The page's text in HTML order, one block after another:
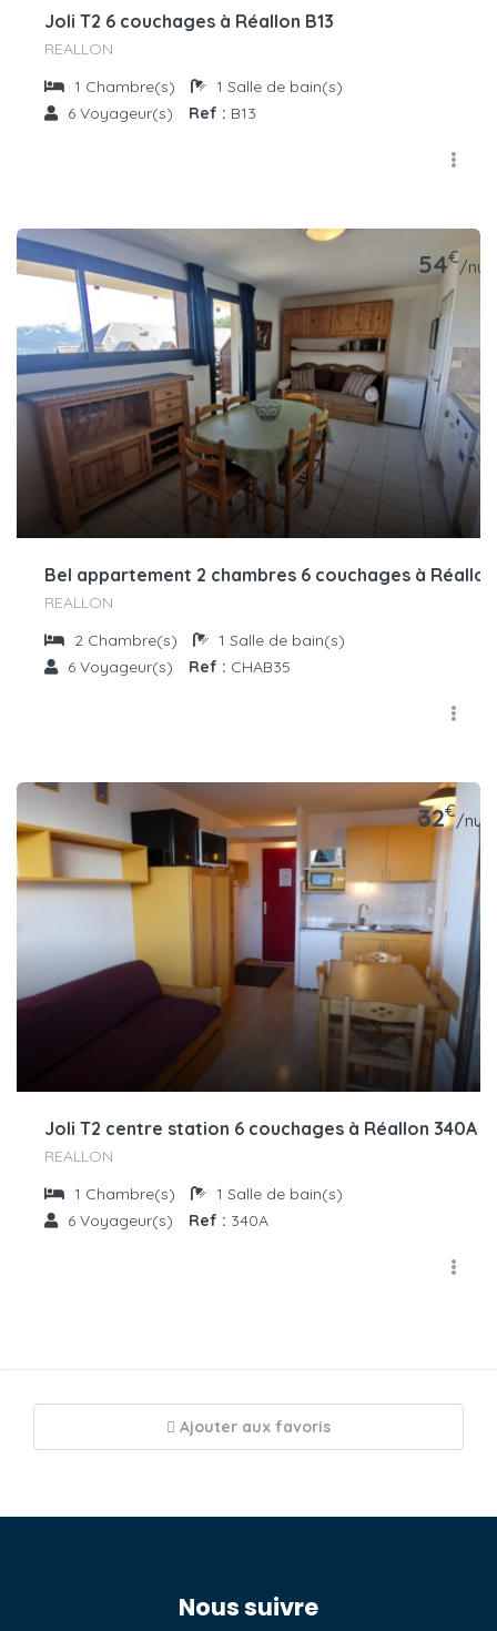
Joli T2 6 couchages à Réallon B13
REALLON
1 Chambre(s) 1 Salle de bain(s)
6 Voyageur(s) Ref : B13
54€/nuit
Bel appartement 2 chambres 6 couchages à Réallon
REALLON
2 Chambre(s) 1 Salle de bain(s)
6 Voyageur(s) Ref : CHAB35
32€/nuit
Joli T2 centre station 6 couchages à Réallon 340A
REALLON
1 Chambre(s) 1 Salle de bain(s)
6 Voyageur(s) Ref : 340A
Ajouter aux favoris
Nous suivre